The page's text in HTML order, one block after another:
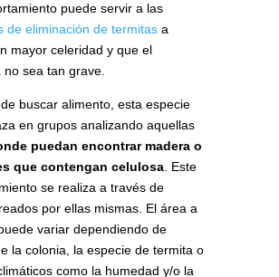
puede servir a las
de eliminación de termitasa
mayor celeridad y que el
no sea tan grave.
buscar alimento, esta especie
en grupos analizando aquellas
puedan encontrar madera o
que contengan celulosa. Este
se realiza a través de
por ellas mismas. El área a
variar dependiendo de
la colonia, la especie de termita o
como la humedad y/o la